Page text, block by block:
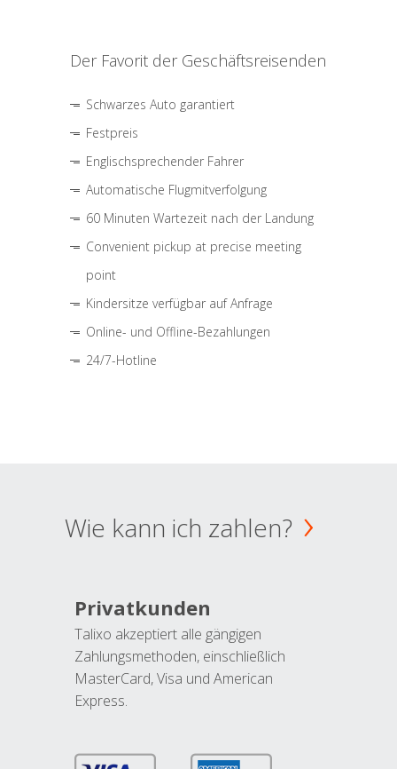
Der Favorit der Geschäftsreisenden
Schwarzes Auto garantiert
Festpreis
Englischsprechender Fahrer
Automatische Flugmitverfolgung
60 Minuten Wartezeit nach der Landung
Convenient pickup at precise meeting
point
Kindersitze verfügbar auf Anfrage
Online- und Offline-Bezahlungen
24/7-Hotline
Wie kann ich zahlen?
Privatkunden
Talixo akzeptiert alle gängigen
Zahlungsmethoden, einschließlich
MasterCard, Visa und American
Express.